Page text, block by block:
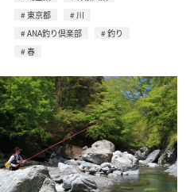
東京都
川
ANA釣り倶楽部
釣り
春